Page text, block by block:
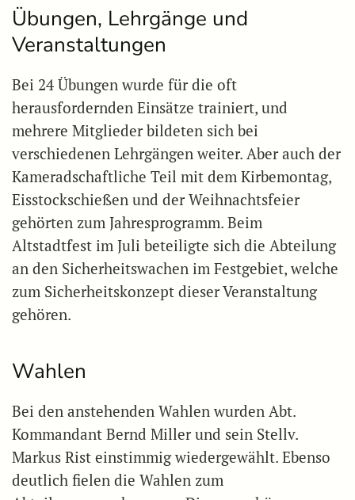
Übungen, Lehrgänge und
Veranstaltungen
Bei 24 Übungen wurde für die oft
herausfordernden Einsätze trainiert, und
mehrere Mitglieder bildeten sich bei
verschiedenen Lehrgängen weiter. Aber auch der
Kameradschaftliche Teil mit dem Kirbemontag,
Eisstockschießen und der Weihnachtsfeier
gehörten zum Jahresprogramm. Beim
Altstadtfest im Juli beteiligte sich die Abteilung
an den Sicherheitswachen im Festgebiet, welche
zum Sicherheitskonzept dieser Veranstaltung
gehören.
Wahlen
Bei den anstehenden Wahlen wurden Abt.
Kommandant Bernd Miller und sein Stellv.
Markus Rist einstimmig wiedergewählt. Ebenso
deutlich fielen die Wahlen zum